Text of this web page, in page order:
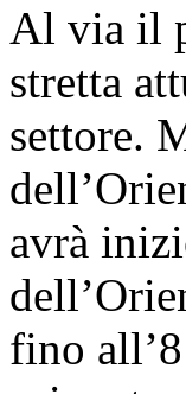
Al via il
stretta
settore.
avrà
fino